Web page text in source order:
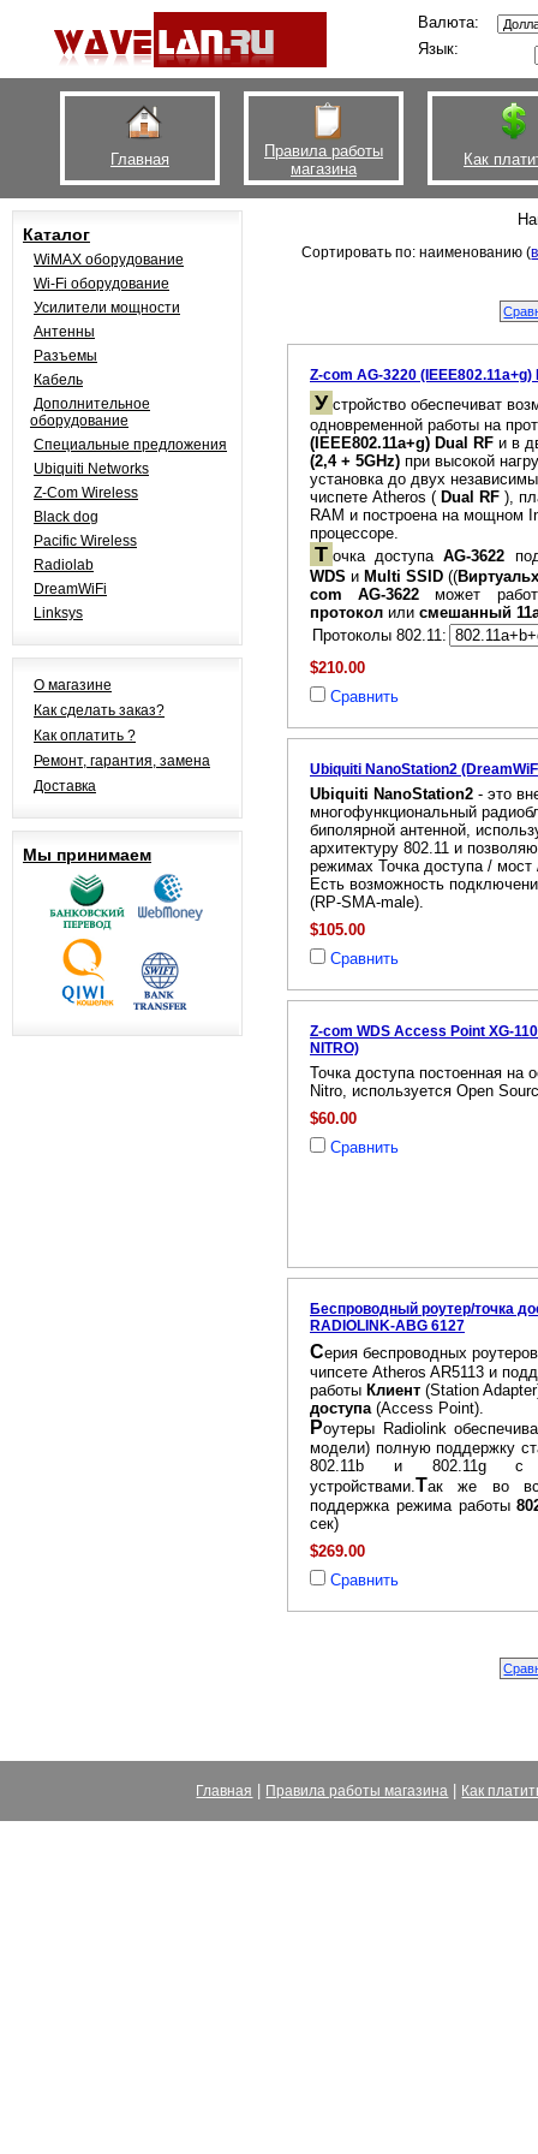
Валюта:
Язык:
Главная
Правила работы
магазина
Как
Каталог
WiMAX оборудование
Wi-Fi оборудование
Усилители мощности
Антенны
Разъемы
Кабель
Дополнительное
оборудование
Специальные предложения
Ubiquiti Networks
Z-Com Wireless
Black dog
Pacific Wireless
Radiolab
DreamWiFi
Linksys
О магазине
Как сделать заказ?
Как оплатить ?
Ремонт, гарантия, замена
Доставка
Мы принимаем
Сортировать по: наименованию (
Z-com AG-3220
У стройство обеспечиват
одновременной работы на
(IEEE802.11a+g) Dual RF и в
(2,4 + 5GHz) при высокой
установка до двух
чиспете Atheros ( Dual RF ),
RAM и построена на мощном
процессоре.
Т очка доступаAG-3622
WDS и Multi SSID ((
com AG-3622 может
протокол или смешанный
Протоколы 802.11:
$210.00
Сравнить
Ubiquiti NanoStation2
Ubiquiti NanoStation2 - это
многофункциональный
биполярной антенной,
архитектуру 802.11 и
режимах Точка доступа / мост
Есть возможность
(RP-SMA-male).
$105.00
Сравнить
Z-com WDS Access Point XG-
NITRO)
Точка доступа постоенная на
Nitro, используется Open
$60.00
Сравнить
Беспроводный роутер/точка
RADIOLINK-ABG 6127
Серия беспроводных
чипсете Atheros AR5113 и
работы Клиент (Station
доступа(Access Point).
Роутеры Radiolink
модели) полную поддержку
802.11b и 802.11g
устройствами.Так же во
поддержка режима работы
сек)
$269.00
Сравнить
Главная Правила работы магазина Как